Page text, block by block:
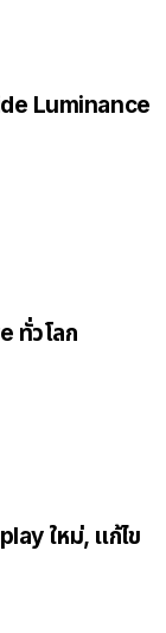
Luminance
ทั่วโลก
ใหม่, แก้ไข